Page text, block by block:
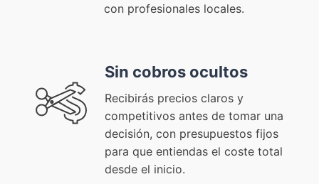
con profesionales locales.
Sin cobros ocultos
Recibirás precios claros y
competitivos antes de tomar una
decisión, con presupuestos fijos
para que entiendas el coste total
desde el inicio.